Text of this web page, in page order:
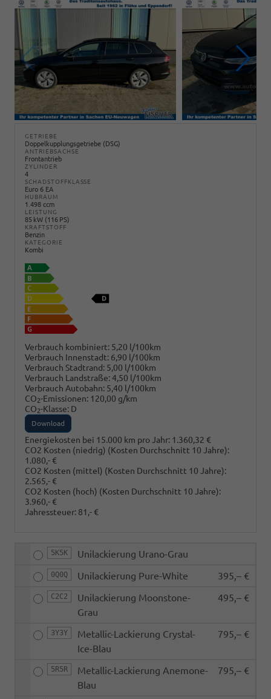
GETRIEBE
Doppelkupplungsgetriebe (DSG)
ANTRIEBSACHSE
Frontantrieb
ZYLINDER
4
SCHADSTOFFKLASSE
Euro 6 EA
HUBRAUM
1.498 ccm
LEISTUNG
85 kW (116 PS)
KRAFTSTOFF
Benzin
KATEGORIE
Kombi
Verbrauch kombiniert: 5,20 l/100km
Verbrauch Innenstadt: 6,90 l/100km
Verbrauch Stadtrand: 5,00 l/100km
Verbrauch Landstraße:4,50 l/100km
Verbrauch Autobahn: 5,40 l/100km
CO2-Emissionen: 120,00 g/km
CO2-Klasse: D
Download
Energiekosten bei 15.000 km pro Jahr: 1.360,32 €
CO2 Kosten (niedrig) (Kosten Durchschnitt 10 Jahre):
1.080,- €
CO2 Kosten (mittel) (Kosten Durchschnitt 10 Jahre):
2.565,- €
CO2 Kosten (hoch) (Kosten Durchschnitt 10 Jahre):
3.960,- €
Jahressteuer: 81,- €
5K5K Unilackierung Urano-Grau
0Q0Q Unilackierung Pure-White 395,– €
C2C2
Unilackierung Moonstone-
Grau
495,– €
3Y3Y
Metallic-Lackierung Crystal-
Ice-Blau
795,– €
5R5R
Metallic-Lackierung Anemone-
Blau
795,– €